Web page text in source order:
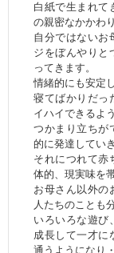
白紙で生まれて
の親密なかかわ
自分ではないお
ジをぼんやりと
ってきます。
情緒的にも安定
寝てばかりだっ
イハイできるよ
つかまり立ちが
的に発達してい
それにつれて赤
体的、現実味を
お母さん以外の
人たちのことも
いろいろな遊び
成長して一才に
通うようになり